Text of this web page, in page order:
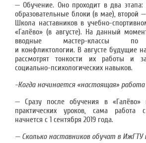
— Обучение. Оно проходит в два
образовательные блоки (в мае), второй
Школа наставников в учебно-
«Галёво» (в августе). На данный
вводные мастер-классы по
и конфликтологии. В августе будущие
рассмотрят тонкости их работы и
социально-психологических навыков.
-Когда начинается «настоящая»
— Сразу после обучения в «Галёво»
практических уроков, сама работа
начнется с 1 сентября 2019 года.
— Сколько наставников обучат в ИжГТУ